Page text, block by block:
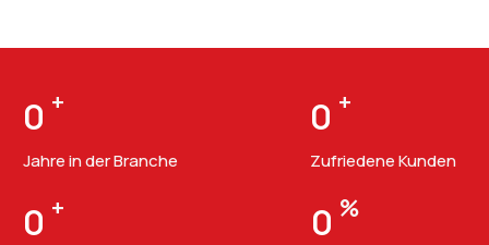
0 +
Jahre in der Branche
0 +
Zufriedene Kunden
0 + 0 %